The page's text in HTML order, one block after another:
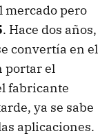
mercado pero
. Hace dos años,
convertía en el
portar el
fabricante
ya se sabe
aplicaciones.